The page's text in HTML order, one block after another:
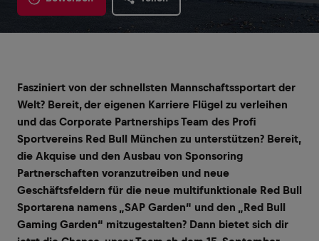
Fasziniert von der schnellsten Mannschaftssportart der
Welt? Bereit, der eigenen Karriere Flügel zu verleihen
und das Corporate Partnerships Team des Profi
Sportvereins Red Bull München zu unterstützen? Bereit,
die Akquise und den Ausbau von Sponsoring
Partnerschaften voranzutreiben und neue
Geschäftsfeldern für die neue multifunktionale Red Bull
Sportarena namens „SAP Garden“ und den „Red Bull
Gaming Garden“ mitzugestalten? Dann bietet sich dir